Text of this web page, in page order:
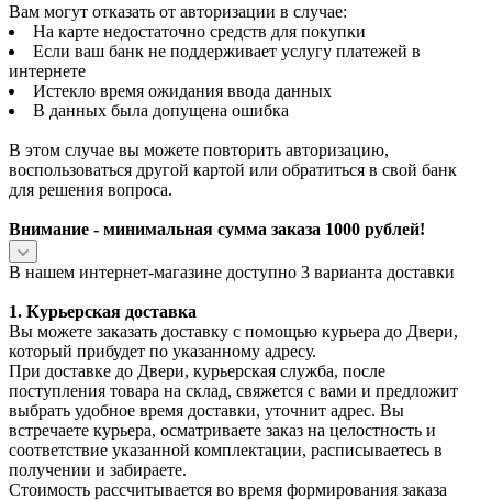
Вам могут отказать от авторизации в случае:
На карте недостаточно средств для покупки
Если ваш банк не поддерживает услугу платежей в
интернете
Истекло время ожидания ввода данных
В данных была допущена ошибка
В этом случае вы можете повторить авторизацию,
воспользоваться другой картой или обратиться в свой банк
для решения вопроса.
Внимание - минимальная сумма заказа 1000 рублей!
В нашем интернет-магазине доступно 3 варианта доставки
1. Курьерская доставка
Вы можете заказать доставку с помощью курьера до Двери,
который прибудет по указанному адресу.
При доставке до Двери, курьерская служба, после
поступления товара на склад, свяжется с вами и предложит
выбрать удобное время доставки, уточнит адрес. Вы
встречаете курьера, осматриваете заказ на целостность и
соответствие указанной комплектации, расписываетесь в
получении и забираете.
Стоимость рассчитывается во время формирования заказа